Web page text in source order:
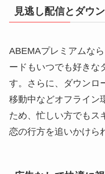
見逃し配信とダウ
ABEMAプレミアムな
ードもいつでも好きな
す。さらに、ダウンロ
移動中などオフライン
ため、忙しい方でもス
恋の行方を追いかけら